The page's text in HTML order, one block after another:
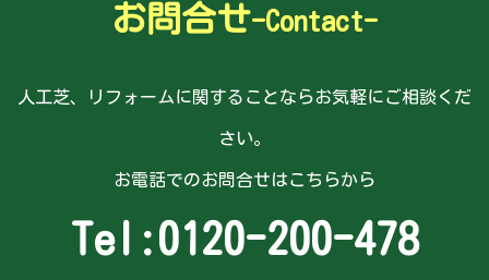
お問合せ-Contact-
人工芝、リフォームに関することならお気軽にご相談くだ
さい。
お電話でのお問合せはこちらから
Tel:0120-200-478